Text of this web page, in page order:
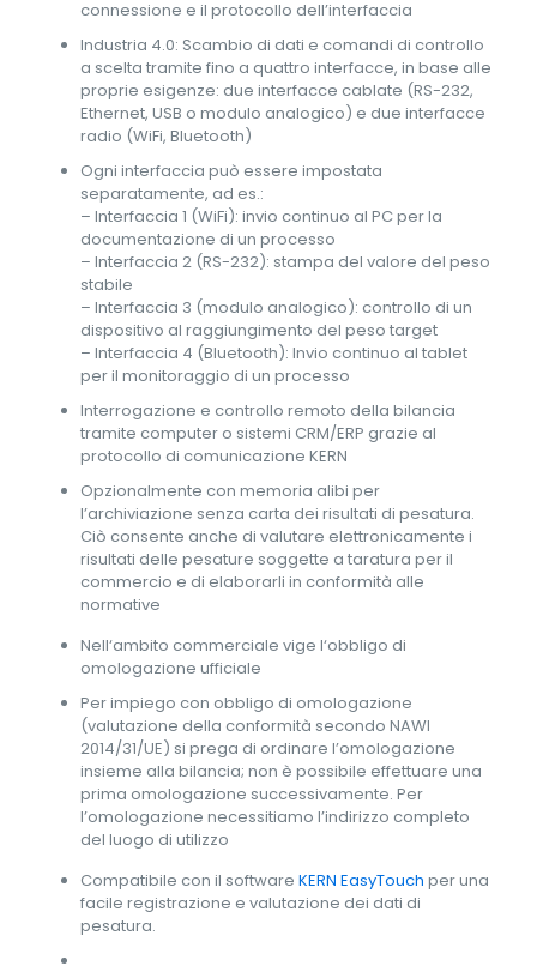
connessione e il protocollo dell’interfaccia
Industria 4.0: Scambio di dati e comandi di controllo
a scelta tramite fino a quattro interfacce, in base alle
proprie esigenze: due interfacce cablate (RS-232,
Ethernet, USB o modulo analogico) e due interfacce
radio (WiFi, Bluetooth)
Ogni interfaccia può essere impostata
separatamente, ad es.:
– Interfaccia 1 (WiFi): invio continuo al PC per la
documentazione di un processo
– Interfaccia 2 (RS-232): stampa del valore del peso
stabile
– Interfaccia 3 (modulo analogico): controllo di un
dispositivo al raggiungimento del peso target
– Interfaccia 4 (Bluetooth): Invio continuo al tablet
per il monitoraggio di un processo
Interrogazione e controllo remoto della bilancia
tramite computer o sistemi CRM/ERP grazie al
protocollo di comunicazione KERN
Opzionalmente con memoria alibi per
l’archiviazione senza carta dei risultati di pesatura.
Ciò consente anche di valutare elettronicamente i
risultati delle pesature soggette a taratura per il
commercio e di elaborarli in conformità alle
normative
Nell‘ambito commerciale vige l‘obbligo di
omologazione ufficiale
Per impiego con obbligo di omologazione
(valutazione della conformità secondo NAWI
2014/31/UE) si prega di ordinare l’omologazione
insieme alla bilancia; non è possibile effettuare una
prima omologazione successivamente. Per
l’omologazione necessitiamo l’indirizzo completo
del luogo di utilizzo
Compatibile con il software KERN EasyTouch per una
facile registrazione e valutazione dei dati di
pesatura.